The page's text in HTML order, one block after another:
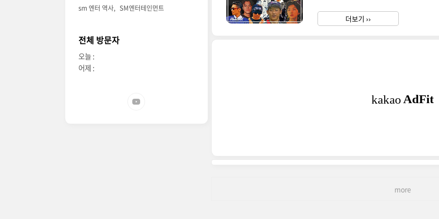
이돌 계열 아티스트들을 0세대로 규정짓는
구?우선, KPOP HISTORY 100에 꼽힌 여섯
더보기 ››
more
sm 엔터 역사
SM엔터테인먼트
전체 방문자
오늘 :
어제 :